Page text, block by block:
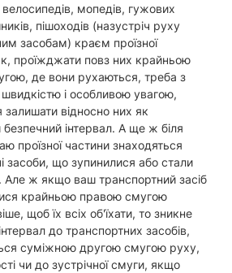
мопедів, гужових
пішоходів (назустріч руху
засобам) краєм проїзної
проїжджати повз них крайньою
де вони рухаються, треба з
і особливою увагою,
залишати відносно них як
безпечний інтервал. А ще ж біля
проїзної частини знаходяться
засоби, що зупинилися або стали
Але ж якщо ваш транспортний засіб
крайньою правою смугою
щоб їх всіх об'їхати, то зникне
до транспортних засобів,
суміжною другою смугою руху,
чи до зустрічної смуги, якщо